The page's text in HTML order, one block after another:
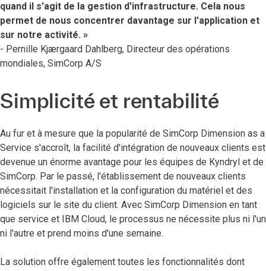
quand il s'agit de la gestion d'infrastructure. Cela nous
permet de nous concentrer davantage sur l'application et
sur notre activité. »
- Pernille Kjærgaard Dahlberg, Directeur des opérations
mondiales, SimCorp A/S
Simplicité et rentabilité
Au fur et à mesure que la popularité de SimCorp Dimension as a
Service s'accroît, la facilité d'intégration de nouveaux clients est
devenue un énorme avantage pour les équipes de Kyndryl et de
SimCorp. Par le passé, l'établissement de nouveaux clients
nécessitait l'installation et la configuration du matériel et des
logiciels sur le site du client. Avec SimCorp Dimension en tant
que service et IBM Cloud, le processus ne nécessite plus ni l'un
ni l'autre et prend moins d'une semaine.
La solution offre également toutes les fonctionnalités dont